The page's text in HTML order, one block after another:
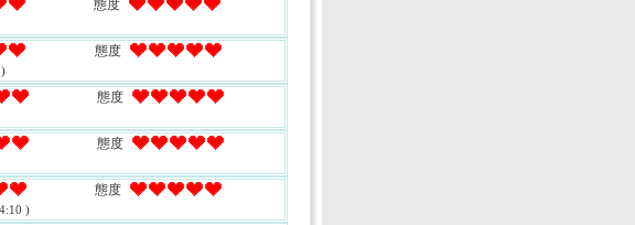
態度
態度
態度
態度
態度
)